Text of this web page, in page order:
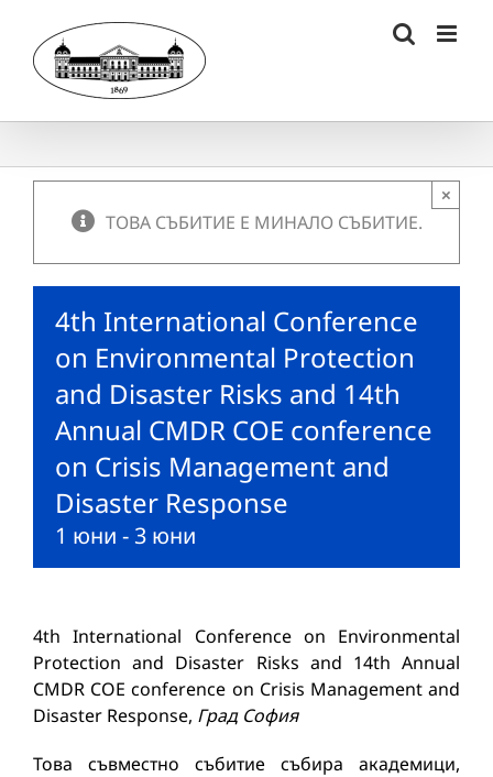
content
ТОВА СЪБИТИЕ Е МИНАЛО СЪБИТИЕ.
×
4th International Conference
on Environmental Protection
and Disaster Risks and 14th
Annual CMDR COE conference
on Crisis Management and
Disaster Response
1 юни -3 юни
4th International Conference on Environmental
Protection and Disaster Risks and 14th Annual
CMDR COE conference on Crisis Management and
Disaster Response, Град София
Това съвместно събитие събира академици,